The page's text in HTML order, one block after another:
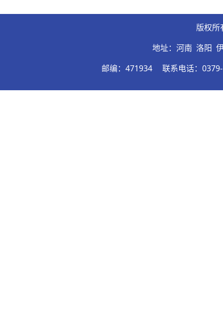
版权所
地址：河南 洛阳
邮编：471934
联系电话：